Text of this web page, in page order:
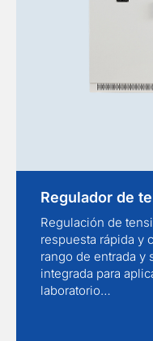
Regulador de
Regulación de
respuesta rápida y
rango de entrada y
integrada para
laboratorio…